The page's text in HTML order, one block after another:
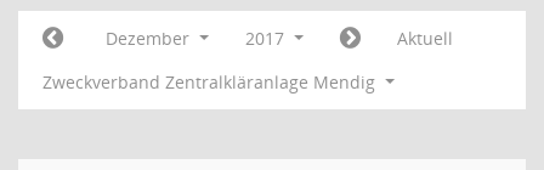
Dezember 2017
Aktuell
Zweckverband Zentralkläranlage Mendig